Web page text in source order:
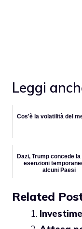
Leggi
Cos'è la volatilità del
Dazi, Trump concede
esenzioni
alcuni Paesi
Related